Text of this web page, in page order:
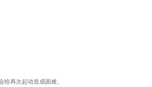
再次起动造成困难。